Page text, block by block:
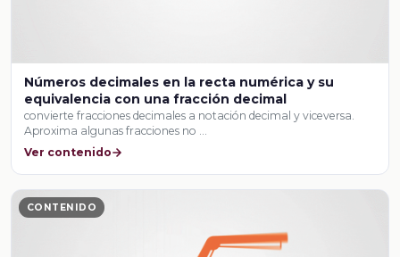
Números decimales en la recta numérica y su
equivalencia con una fracción decimal
convierte fracciones decimales a notación decimal y viceversa.
Aproxima algunas fracciones no …
Ver contenido
CONTENIDO